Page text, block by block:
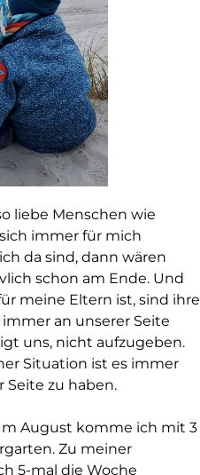
liebe Menschen wie
immer für mich
da sind, dann wären
schon am Ende. Und
meine Eltern ist, sind ihre
an unserer Seite
uns, nicht aufzugeben.
Situation ist es immer
Seite zu haben.
August komme ich mit 3
Zu meiner
5-mal die Woche